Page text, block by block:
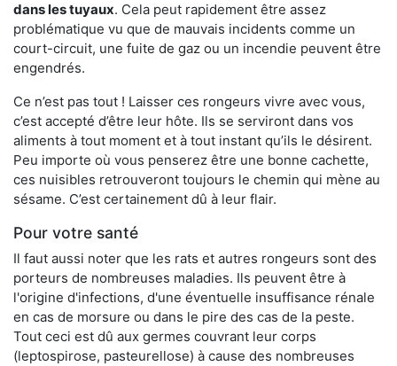
dans les tuyaux. Cela peut rapidement être assez
problématique vu que de mauvais incidents comme un
court-circuit, une fuite de gaz ou un incendie peuvent être
engendrés.
Ce n’est pas tout ! Laisser ces rongeurs vivre avec vous,
c’est accepté d’être leur hôte. Ils se serviront dans vos
aliments à tout moment et à tout instant qu’ils le désirent.
Peu importe où vous penserez être une bonne cachette,
ces nuisibles retrouveront toujours le chemin qui mène au
sésame. C’est certainement dû à leur flair.
Pour votre santé
Il faut aussi noter que les rats et autres rongeurs sont des
porteurs de nombreuses maladies. Ils peuvent être à
l'origine d'infections, d'une éventuelle insuffisance rénale
en cas de morsure ou dans le pire des cas de la peste.
Tout ceci est dû aux germes couvrant leur corps
(leptospirose, pasteurellose) à cause des nombreuses